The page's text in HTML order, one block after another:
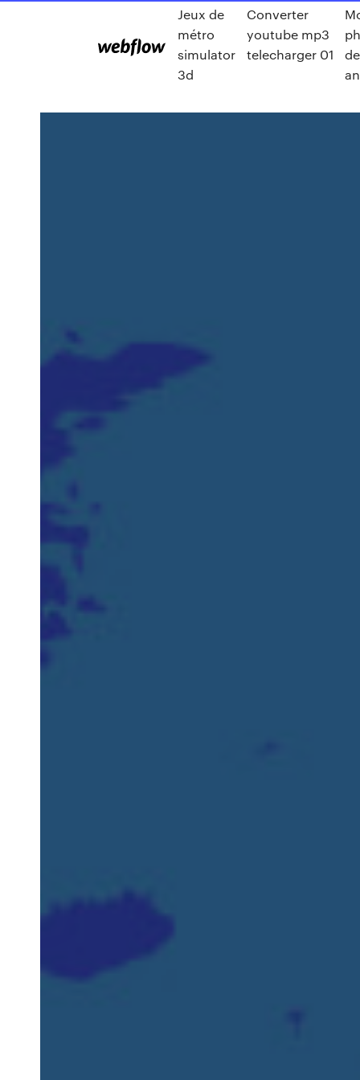
Jeux de
métro
simulator
3d
Converter
youtube mp3
telecharger 01